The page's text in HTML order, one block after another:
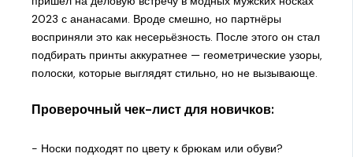
2023 с ананасами. Вроде смешно, но партнёры
восприняли это как несерьёзность. После этого он стал
подбирать принты аккуратнее — геометрические узоры,
полоски, которые выглядят стильно, но не вызывающе.
Проверочный чек-лист для новичков:
- Носки подходят по цвету к брюкам или обуви?